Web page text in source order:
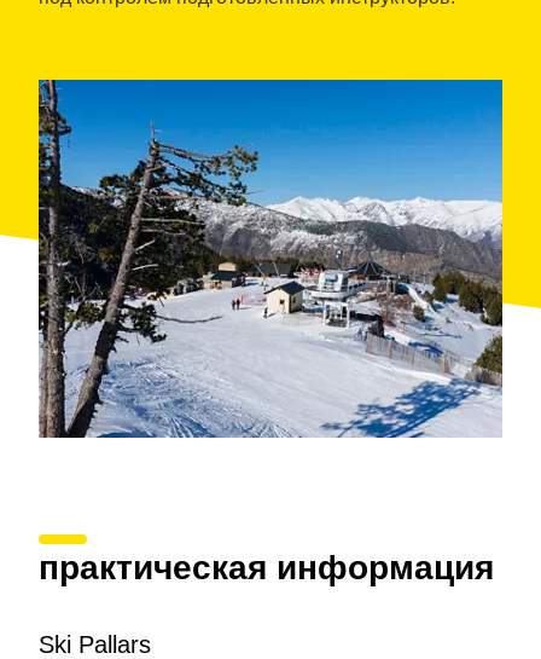
практическая информация
Ski Pallars